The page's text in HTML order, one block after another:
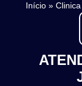
Início »